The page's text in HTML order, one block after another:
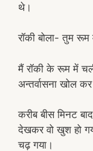
थे।
रॉकी बोला- तुम
मैं रॉकी के रूम में
अन्तर्वासना खोल
करीब बीस मिनट
देखकर वो खुश हो
चढ़ गया।